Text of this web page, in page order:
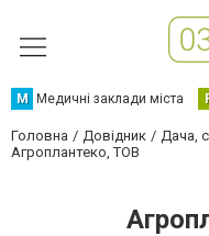
М Медичні заклади міста
Головна Довідник Дача,
Агроплантеко, ТОВ